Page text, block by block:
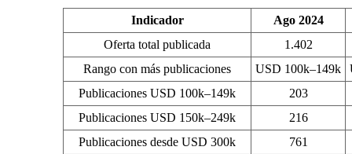
Indicador
Ago 2024
Oferta total publicada
1.402
Rango con más publicaciones
USD 100k–149k
Publicaciones USD 100k–149k
203
Publicaciones USD 150k–249k
216
Publicaciones desde USD 300k
761